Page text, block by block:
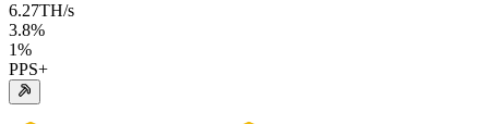
6.27TH/s
3.8%
1%
PPS+